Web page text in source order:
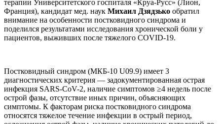
терапии Университетского госпиталя «Круа-Русс» (Лион,
Франция), кандидат мед. наук Михаил Дзядзько обратил
внимание на особенности постковидного синдрома и
поделился результатами исследования хронической боли у
пациентов, выживших после тяжелого COVID-19.
Постковидный синдром (МКБ-10 U09.9) имеет 3
диагностических критерия — задокументированная острая
инфекция SARS-CoV-2, наличие симптомов ≥4 недель после
острой фазы, отсутствие иных причин, объясняющих
симптомы. К факторам риска постковидного синдрома
относятся тяжелое течение инфекции в острый период,